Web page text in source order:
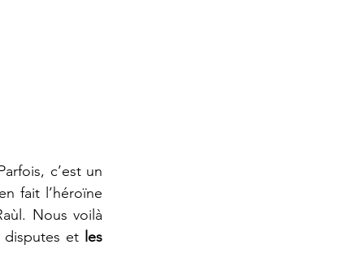
c’est un
fait l’héroïne
Nous voilà
disputes et les